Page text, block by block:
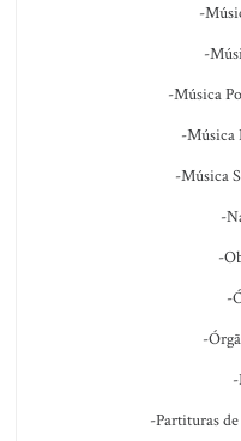
-
-
-Música
-Música
-Música
-
-
-
-
-Partituras